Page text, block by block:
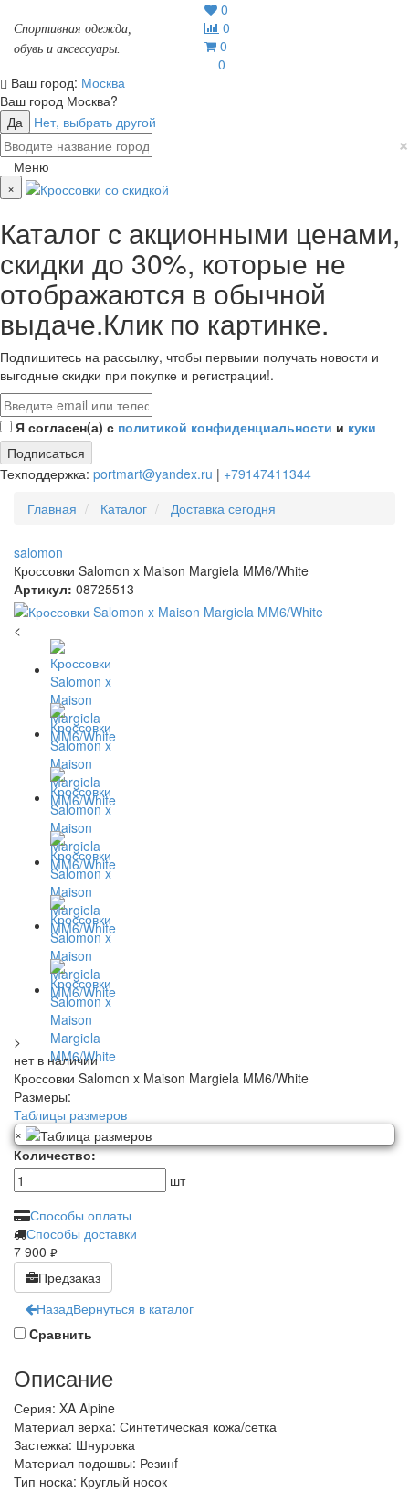
Спортивная одежда,
обувь и аксессуары.
0
0
0
0
Ваш город: Москва
Ваш город Москва?
Да
Нет, выбрать другой
×
Меню
×
Каталог с акционными ценами,
скидки до 30%, которые не
отображаются в обычной
выдаче.Клик по картинке.
Подпишитесь на рассылку, чтобы первыми получать новости и
выгодные скидки при покупке и регистрации!.
Я согласен(а) с политикой конфиденциальности и куки
Подписаться
Техподдержка: portmart@yandex.ru | +79147411344
Главная
Каталог Доставка сегодня
salomon
Кроссовки Salomon x Maison Margiela MM6/White
Артикул: 08725513
<
>
нет в наличии
Кроссовки Salomon x Maison Margiela MM6/White
Размеры:
Таблицы размеров
×
Количество:
шт
Способы оплаты
Способы доставки
7 900 руб.
Предзаказ
НазадВернуться в каталог
Cравнить
Описание
Серия: XA Alpine
Материал верха: Синтетическая кожа/сетка
Застежка: Шнуровка
Материал подошвы: Резинf
Тип носка: Круглый носок